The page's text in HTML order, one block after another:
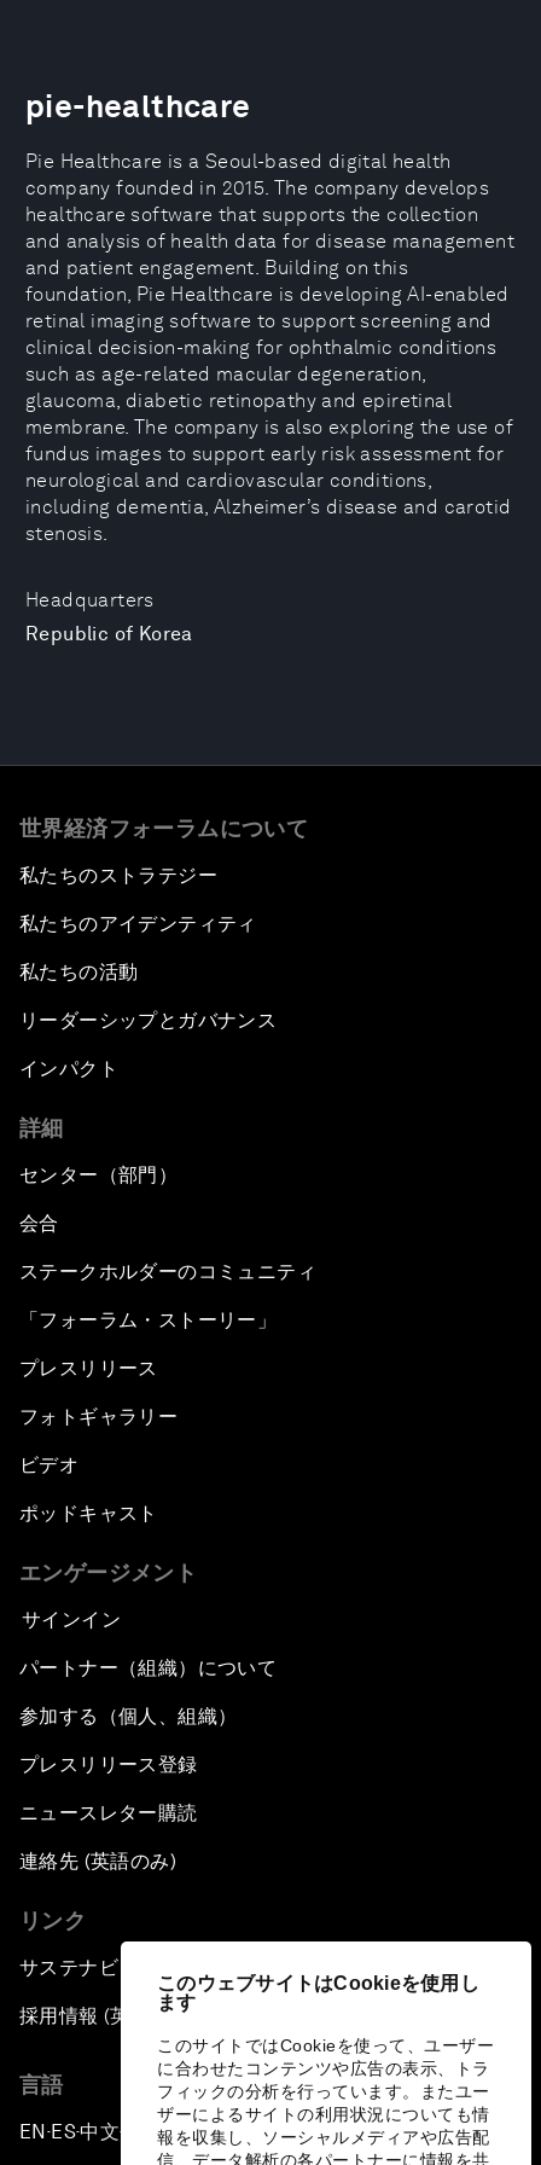
このウェブサイトはCookieを使用し
ます
このサイトではCookieを使って、ユーザー
に合わせたコンテンツや広告の表示、トラ
フィックの分析を行っています。またユー
ザーによるサイトの利用状況についても情
報を収集し、ソーシャルメディアや広告配
信、データ解析の各パートナーに情報を共
Headquarters
Republic of Korea
pie-healthcare
Pie Healthcare is a Seoul-based digital health
company founded in 2015. The company develops
healthcare software that supports the collection
and analysis of health data for disease management
and patient engagement. Building on this
foundation, Pie Healthcare is developing AI-enabled
retinal imaging software to support screening and
clinical decision-making for ophthalmic conditions
such as age-related macular degeneration,
glaucoma, diabetic retinopathy and epiretinal
membrane. The company is also exploring the use of
fundus images to support early risk assessment for
neurological and cardiovascular conditions,
including dementia, Alzheimer’s disease and carotid
stenosis.
世界経済フォーラムについて
私たちのストラテジー
私たちのアイデンティティ
私たちの活動
リーダーシップとガバナンス
インパクト
詳細
センター（部門）
会合
ステークホルダーのコミュニティ
「フォーラム・ストーリー」
プレスリリース
フォトギャラリー
ビデオ
ポッドキャスト
エンゲージメント
サインイン
パートナー（組織）について
参加する（個人、組織）
プレスリリース登録
ニュースレター購読
連絡先 (英語のみ)
リンク
サステナビリティへの取り組み
採用情報 (英語のみ)
言語
EN ▪ES▪中文▪ 日本語